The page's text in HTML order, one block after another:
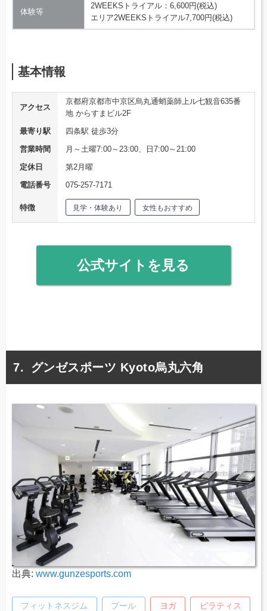
体験等
2WEEKSトライアル：6,600円(税込)
エリア2WEEKSトライアル7,700円(税込)
基本情報
アクセス
京都府京都市中京区烏丸通蛸薬師上ル七観音635番
地 からすまビル2F
最寄り駅
四条駅 徒歩3分
営業時間
月～土曜7:00～23:00、日7:00～21:00
定休日
第2月曜
電話番号
075-257-7171
特徴 見学・体験あり 女性もおすすめ
公式サイトを見る
グンゼスポーツ Kyoto烏丸六角
出典: www.gunzesports.com
フィットネスジム プール ヨガ ピラティス